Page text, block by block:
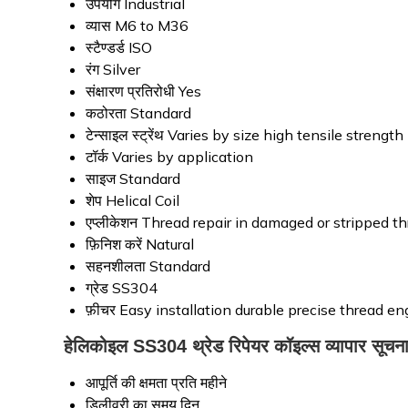
उपयोग Industrial
व्यास M6 to M36
स्टैण्डर्ड ISO
रंग Silver
संक्षारण प्रतिरोधी Yes
कठोरता Standard
टेन्साइल स्ट्रेंथ Varies by size high tensile strength
टॉर्क Varies by application
साइज Standard
शेप Helical Coil
एप्लीकेशन Thread repair in damaged or stripped
फ़िनिश करें Natural
सहनशीलता Standard
ग्रेड SS304
फ़ीचर Easy installation durable precise thread
हेलिकोइल SS304 थ्रेड रिपेयर कॉइल्स व्यापार सूचना
आपूर्ति की क्षमता प्रति महीने